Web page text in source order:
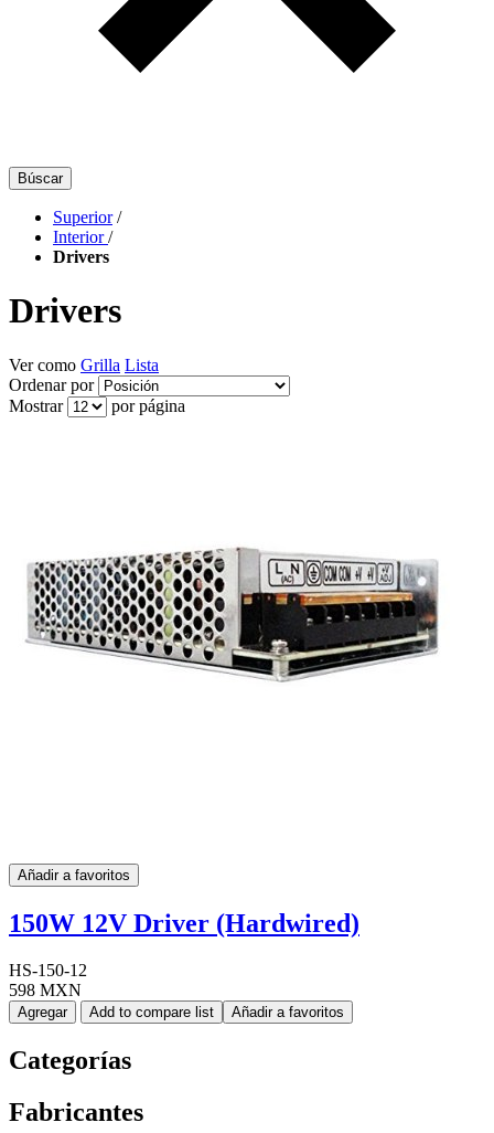
Búscar
Superior /
Interior /
Drivers
Drivers
Ver como Grilla Lista
Ordenar por
Mostrar
por página
Añadir a favoritos
150W 12V Driver (Hardwired)
HS-150-12
598 MXN
Agregar Add to compare list Añadir a favoritos
Categorías
Fabricantes